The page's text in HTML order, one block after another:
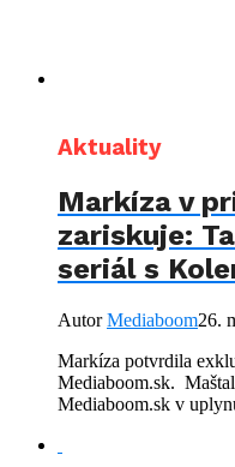
Aktuality
Markíza v
zariskuje:
seriál s
AutorMediaboom26.
Markíza potvrdila
Mediaboom.sk.
Mediaboom.sk v